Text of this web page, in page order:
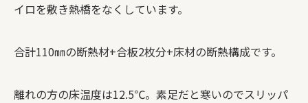
イロを敷き熱橋をなくしています。
合計110㎜の断熱材+合板2枚分+床材の断熱構成です。
離れの方の床温度は12.5℃。素足だと寒いのでスリッパ